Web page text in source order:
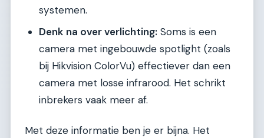
systemen.
Denk na over verlichting: Soms is een
camera met ingebouwde spotlight (zoals
bij Hikvision ColorVu) effectiever dan een
camera met losse infrarood. Het schrikt
inbrekers vaak meer af.
Met deze informatie ben je er bijna. Het